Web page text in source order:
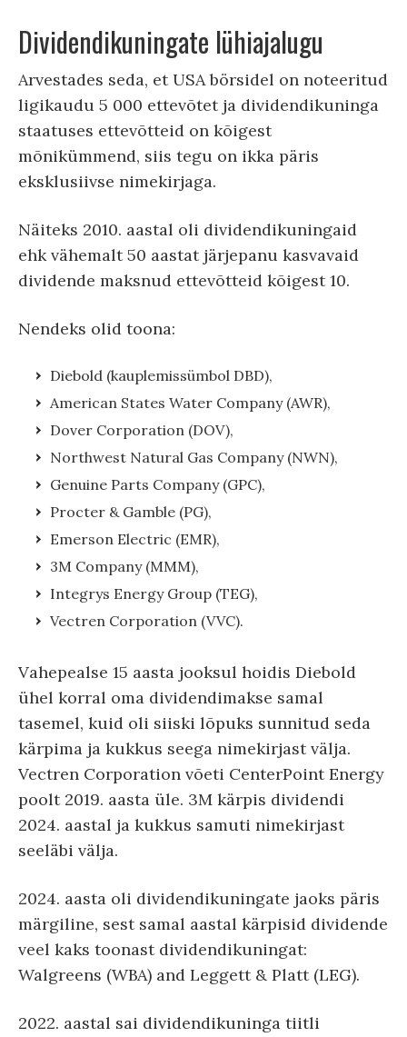
Dividendikuningate lühiajalugu
Arvestades seda, et USA börsidel on noteeritud
ligikaudu 5 000 ettevõtet ja dividendikuninga
staatuses ettevõtteid on kõigest
mõnikümmend, siis tegu on ikka päris
eksklusiivse nimekirjaga.
Näiteks 2010. aastal oli dividendikuningaid
ehk vähemalt 50 aastat järjepanu kasvavaid
dividende maksnud ettevõtteid kõigest 10.
Nendeks olid toona:
Diebold (kauplemissümbol DBD),
American States Water Company (AWR),
Dover Corporation (DOV),
Northwest Natural Gas Company (NWN),
Genuine Parts Company (GPC),
Procter & Gamble (PG),
Emerson Electric (EMR),
3M Company (MMM),
Integrys Energy Group (TEG),
Vectren Corporation (VVC).
Vahepealse 15 aasta jooksul hoidis Diebold
ühel korral oma dividendimakse samal
tasemel, kuid oli siiski lõpuks sunnitud seda
kärpima ja kukkus seega nimekirjast välja.
Vectren Corporation võeti CenterPoint Energy
poolt 2019. aasta üle. 3M kärpis dividendi
2024. aastal ja kukkus samuti nimekirjast
seeläbi välja.
2024. aasta oli dividendikuningate jaoks päris
märgiline, sest samal aastal kärpisid dividende
veel kaks toonast dividendikuningat:
Walgreens (WBA) and Leggett & Platt (LEG).
2022. aastal sai dividendikuninga tiitli